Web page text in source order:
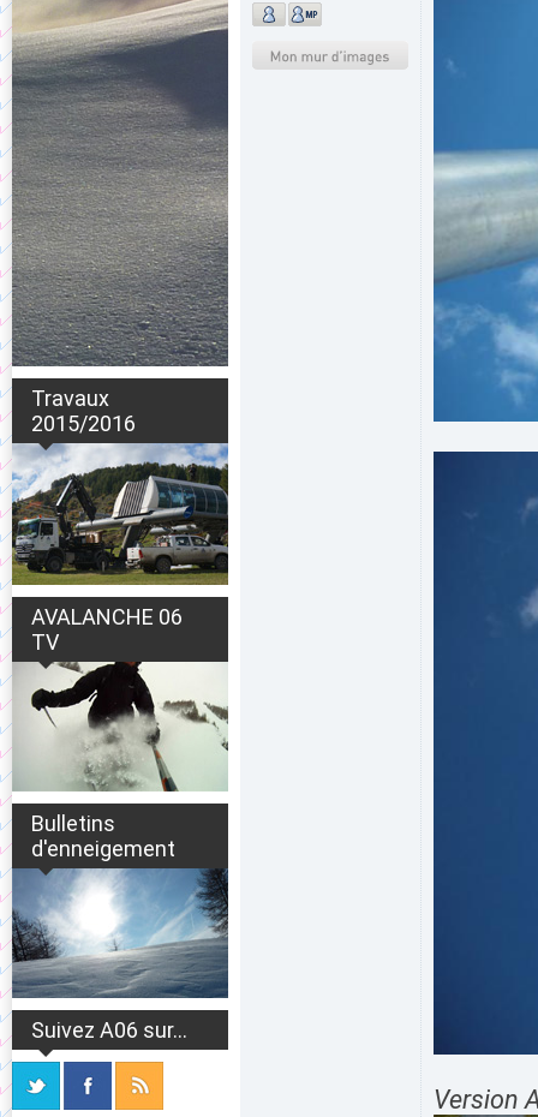
Travaux
2015/2016
AVALANCHE 06
TV
Bulletins
d'enneigement
Suivez A06 sur...
Version